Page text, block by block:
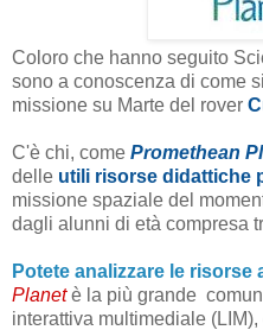
Coloro che hanno seguito
sono a conoscenza di come
missione su Marte del rover
C'è chi, come Promethean
delle utili risorse didattiche
missione spaziale del
dagli alunni di età compresa
Potete analizzare le risorse
Planetè la più grande
interattiva multimediale